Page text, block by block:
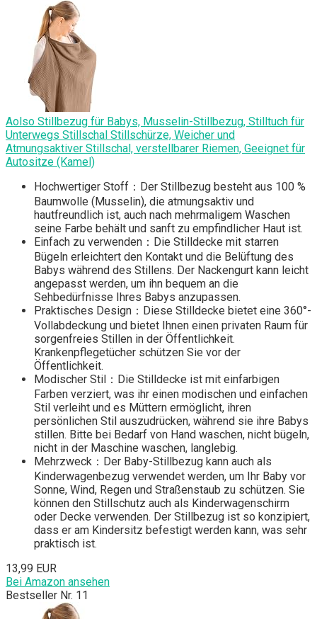
Aolso Stillbezug für Babys, Musselin-Stillbezug, Stilltuch für
Unterwegs Stillschal Stillschürze, Weicher und
Atmungsaktiver Stillschal, verstellbarer Riemen, Geeignet für
Autositze (Kamel)
Hochwertiger Stoff：Der Stillbezug besteht aus 100 %
Baumwolle (Musselin), die atmungsaktiv und
hautfreundlich ist, auch nach mehrmaligem Waschen
seine Farbe behält und sanft zu empfindlicher Haut ist.
Einfach zu verwenden：Die Stilldecke mit starren
Bügeln erleichtert den Kontakt und die Belüftung des
Babys während des Stillens. Der Nackengurt kann leicht
angepasst werden, um ihn bequem an die
Sehbedürfnisse Ihres Babys anzupassen.
Praktisches Design：Diese Stilldecke bietet eine 360°-
Vollabdeckung und bietet Ihnen einen privaten Raum für
sorgenfreies Stillen in der Öffentlichkeit.
Krankenpflegetücher schützen Sie vor der
Öffentlichkeit.
Modischer Stil：Die Stilldecke ist mit einfarbigen
Farben verziert, was ihr einen modischen und einfachen
Stil verleiht und es Müttern ermöglicht, ihren
persönlichen Stil auszudrücken, während sie ihre Babys
stillen. Bitte bei Bedarf von Hand waschen, nicht bügeln,
nicht in der Maschine waschen, langlebig.
Mehrzweck：Der Baby-Stillbezug kann auch als
Kinderwagenbezug verwendet werden, um Ihr Baby vor
Sonne, Wind, Regen und Straßenstaub zu schützen. Sie
können den Stillschutz auch als Kinderwagenschirm
oder Decke verwenden. Der Stillbezug ist so konzipiert,
dass er am Kindersitz befestigt werden kann, was sehr
praktisch ist.
13,99 EUR
Bei Amazon ansehen
Bestseller Nr. 11